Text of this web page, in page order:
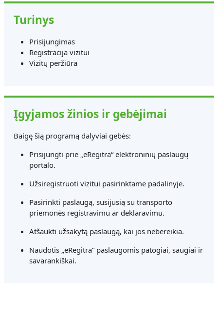
Turinys
Prisijungimas
Registracija vizitui
Vizitų peržiūra
Įgyjamos žinios ir gebėjimai
Baigę šią programą dalyviai gebės:
Prisijungti prie „eRegitra“ elektroninių paslaugų
portalo.
Užsiregistruoti vizitui pasirinktame padalinyje.
Pasirinkti paslaugą, susijusią su transporto
priemonės registravimu ar deklaravimu.
Atšaukti užsakytą paslaugą, kai jos nebereikia.
Naudotis „eRegitra“ paslaugomis patogiai, saugiai ir
savarankiškai.